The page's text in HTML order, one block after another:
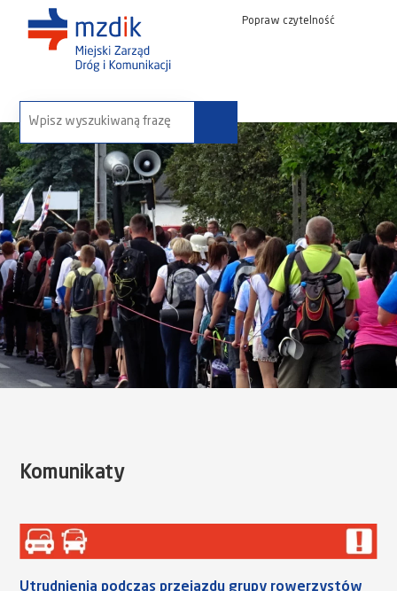
Popraw czytelność
wyszukaj na stronie:
Komunikaty
Utrudnienia podczas przejazdu grupy rowerzystów